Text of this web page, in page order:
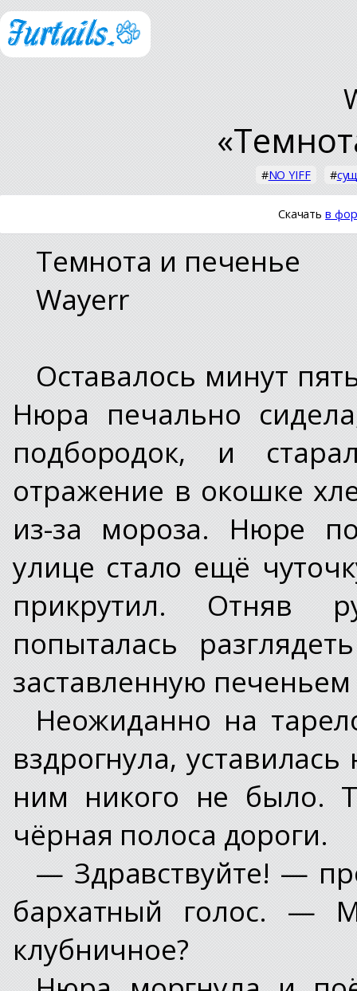
#NO YIFF #
Скачатьв
Темнота и печенье
Wayerr
Оставалось минут
Нюра печально
подбородок, и
отражение в окошке
из-за мороза. Нюре
улице стало ещё
прикрутил. Отняв
попыталась
заставленную
Неожиданно на
вздрогнула,
ним никого не было.
чёрная полоса дороги.
— Здравствуйте! —
бархатный голос. —
клубничное?